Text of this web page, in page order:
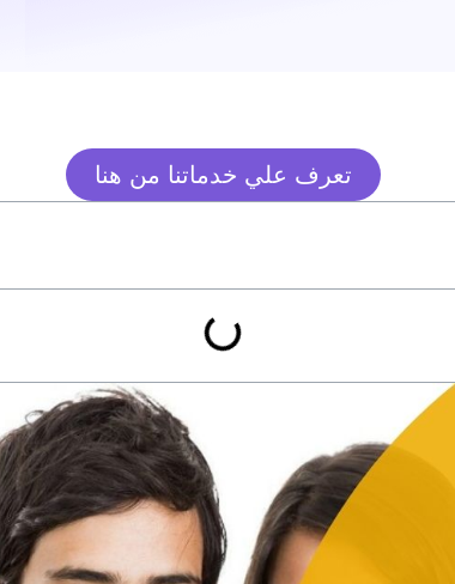
تعرف علي خدماتنا من هنا